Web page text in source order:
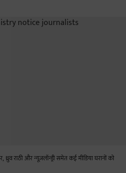
राठी और न्यूज़लॉन्ड्री समेत कई मीडिया घरानों को